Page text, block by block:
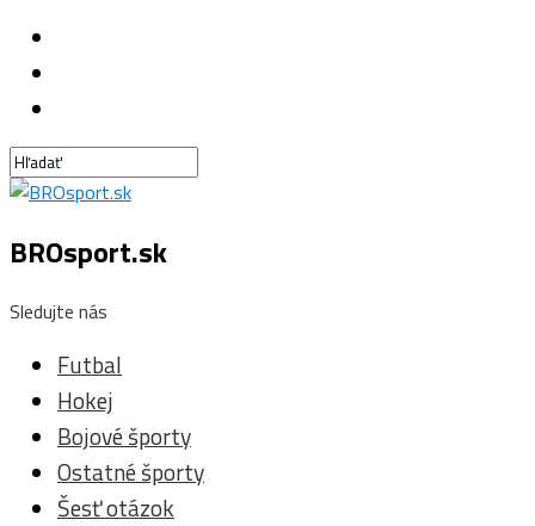
BROsport.sk
Sledujte nás
Futbal
Hokej
Bojové športy
Ostatné športy
Šesť otázok